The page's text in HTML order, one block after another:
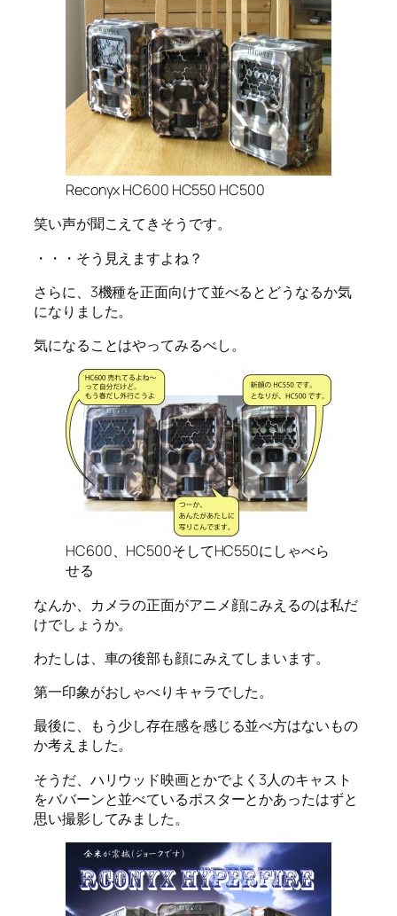
Reconyx HC600 HC550 HC500
笑い声が聞こえてきそうです。
・・・そう見えますよね？
さらに、3機種を正面向けて並べるとどうなるか気
になりました。
気になることはやってみるべし。
HC600、HC500そしてHC550にしゃべら
せる
なんか、カメラの正面がアニメ顔にみえるのは私だ
けでしょうか。
わたしは、車の後部も顔にみえてしまいます。
第一印象がおしゃべりキャラでした。
最後に、もう少し存在感を感じる並べ方はないもの
か考えました。
そうだ、ハリウッド映画とかでよく3人のキャスト
をババーンと並べているポスターとかあったはずと
思い撮影してみました。